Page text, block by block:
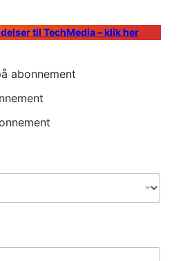
til TechMedia – klik her
abonnement